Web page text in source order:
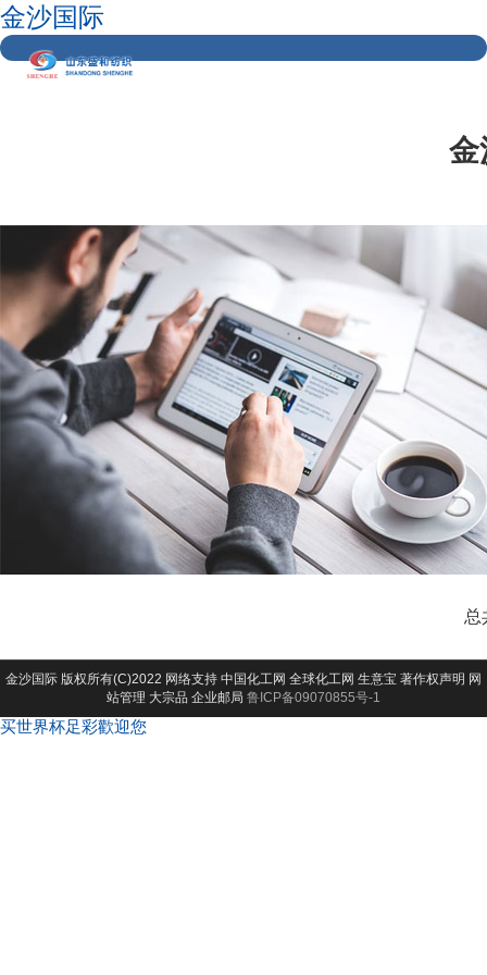
金沙国际
金
总
金沙国际 版权所有(C)2022 网络支持 中国化工网 全球化工网 生意宝 著作权声明 网
站管理 大宗品 企业邮局 鲁ICP备09070855号-1
买世界杯足彩歡迎您